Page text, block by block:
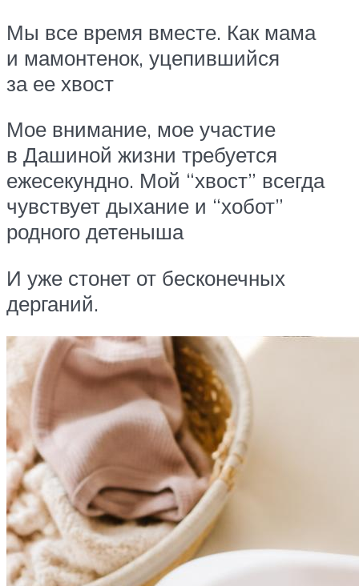
Мы все время вместе. Как мама
и мамонтенок, уцепившийся
за ее хвост
Мое внимание, мое участие
в Дашиной жизни требуется
ежесекундно. Мой “хвост” всегда
чувствует дыхание и “хобот”
родного детеныша
И уже стонет от бесконечных
дерганий.